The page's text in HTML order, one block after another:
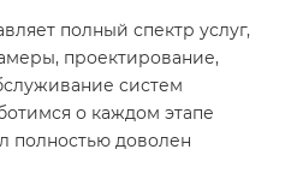
полный спектр услуг,
проектирование,
систем
о каждом этапе
полностью доволен